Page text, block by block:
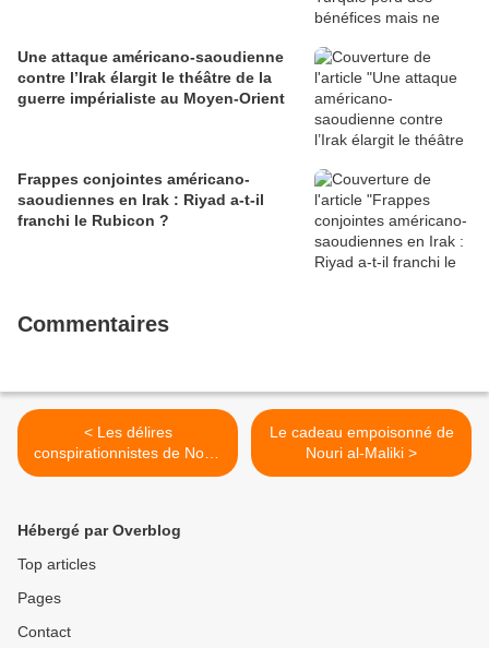
Une attaque américano-saoudienne
contre l’Irak élargit le théâtre de la
guerre impérialiste au Moyen-Orient
Frappes conjointes américano-
saoudiennes en Irak : Riyad a-t-il
franchi le Rubicon ?
Commentaires
< Les délires
conspirationnistes de Nouri
al-Maliki
Le cadeau empoisonné de
Nouri al-Maliki >
Hébergé par Overblog
Top articles
Pages
Contact